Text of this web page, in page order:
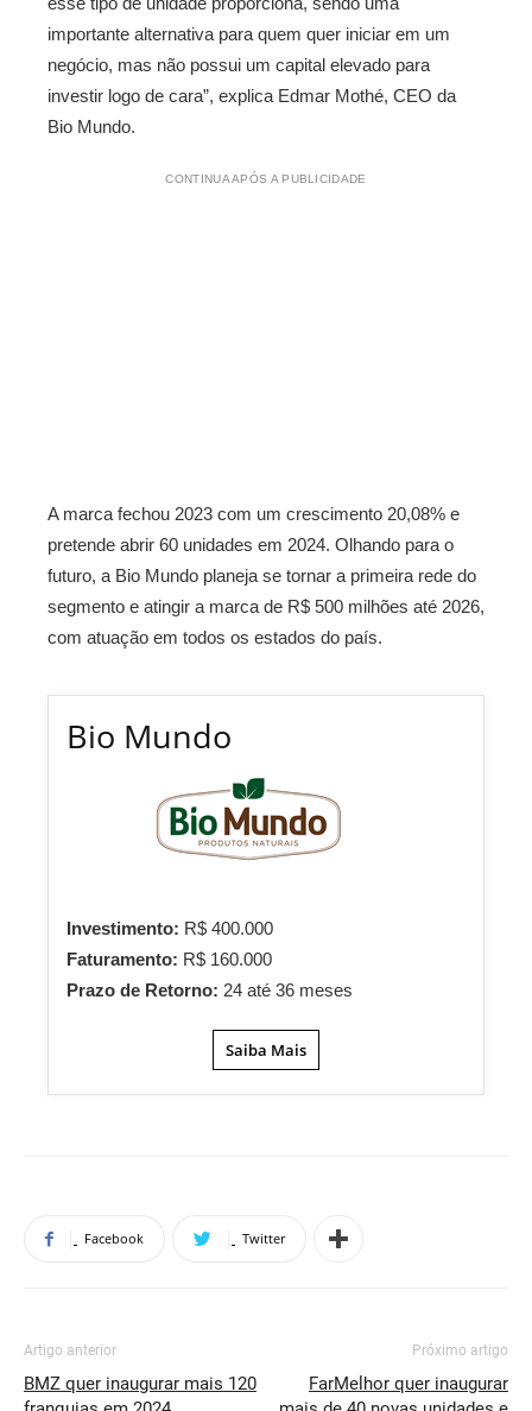
importante alternativa para quem quer iniciar em um
negócio, mas não possui um capital elevado para
investir logo de cara”, explica Edmar Mothé, CEO da
Bio Mundo.
CONTINUA APÓS A PUBLICIDADE
A marca fechou 2023 com um crescimento 20,08% e
pretende abrir 60 unidades em 2024. Olhando para o
futuro, a Bio Mundo planeja se tornar a primeira rede do
segmento e atingir a marca de R$ 500 milhões até 2026,
com atuação em todos os estados do país.
Bio Mundo
Investimento: R$ 400.000
Faturamento: R$ 160.000
Prazo de Retorno: 24 até 36 meses
Saiba Mais
Facebook Twitter
Artigo anterior
BMZ quer inaugurar mais 120
Próximo artigo
FarMelhor quer inaugurar